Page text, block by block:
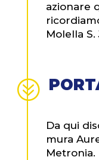
azionare
Molella S.
?
Da qui
mura